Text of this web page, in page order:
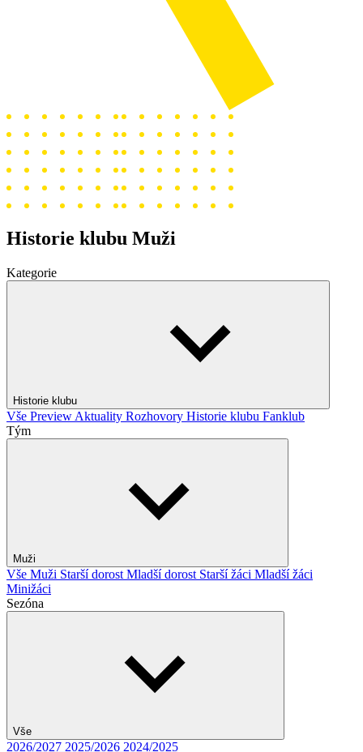
Historie klubu Muži
Kategorie
Historie klubu
Vše Preview Aktuality Rozhovory Historie klubu Fanklub
Tým
Muži
Vše Muži Starší dorost Mladší dorost Starší žáci Mladší žáci
Minižáci
Sezóna
Vše
2026/2027 2025/2026 2024/2025